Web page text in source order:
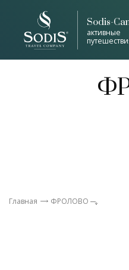
Sodis-
активные
Главная ФРОЛОВО
Список